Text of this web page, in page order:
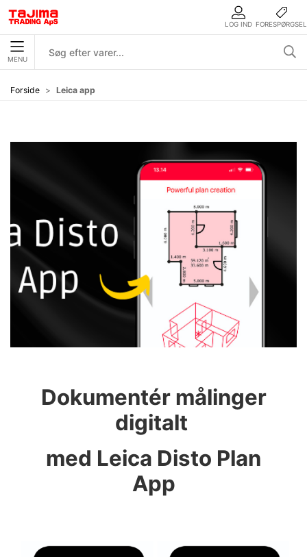
LOG IND FORESPØRGSEL
MENU
Forside Leica app
Dokumentér målinger
digitalt
med Leica Disto Plan
App